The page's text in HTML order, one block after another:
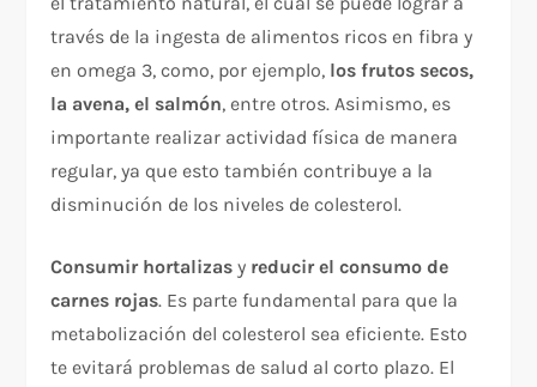
través de la ingesta de alimentos ricos en fibra y
en omega 3, como, por ejemplo, los frutos secos,
la avena, el salmón, entre otros. Asimismo, es
importante realizar actividad física de manera
regular, ya que esto también contribuye a la
disminución de los niveles de colesterol.
Consumir hortalizas y reducir el consumo de
carnes rojas. Es parte fundamental para que la
metabolización del colesterol sea eficiente. Esto
te evitará problemas de salud al corto plazo. El